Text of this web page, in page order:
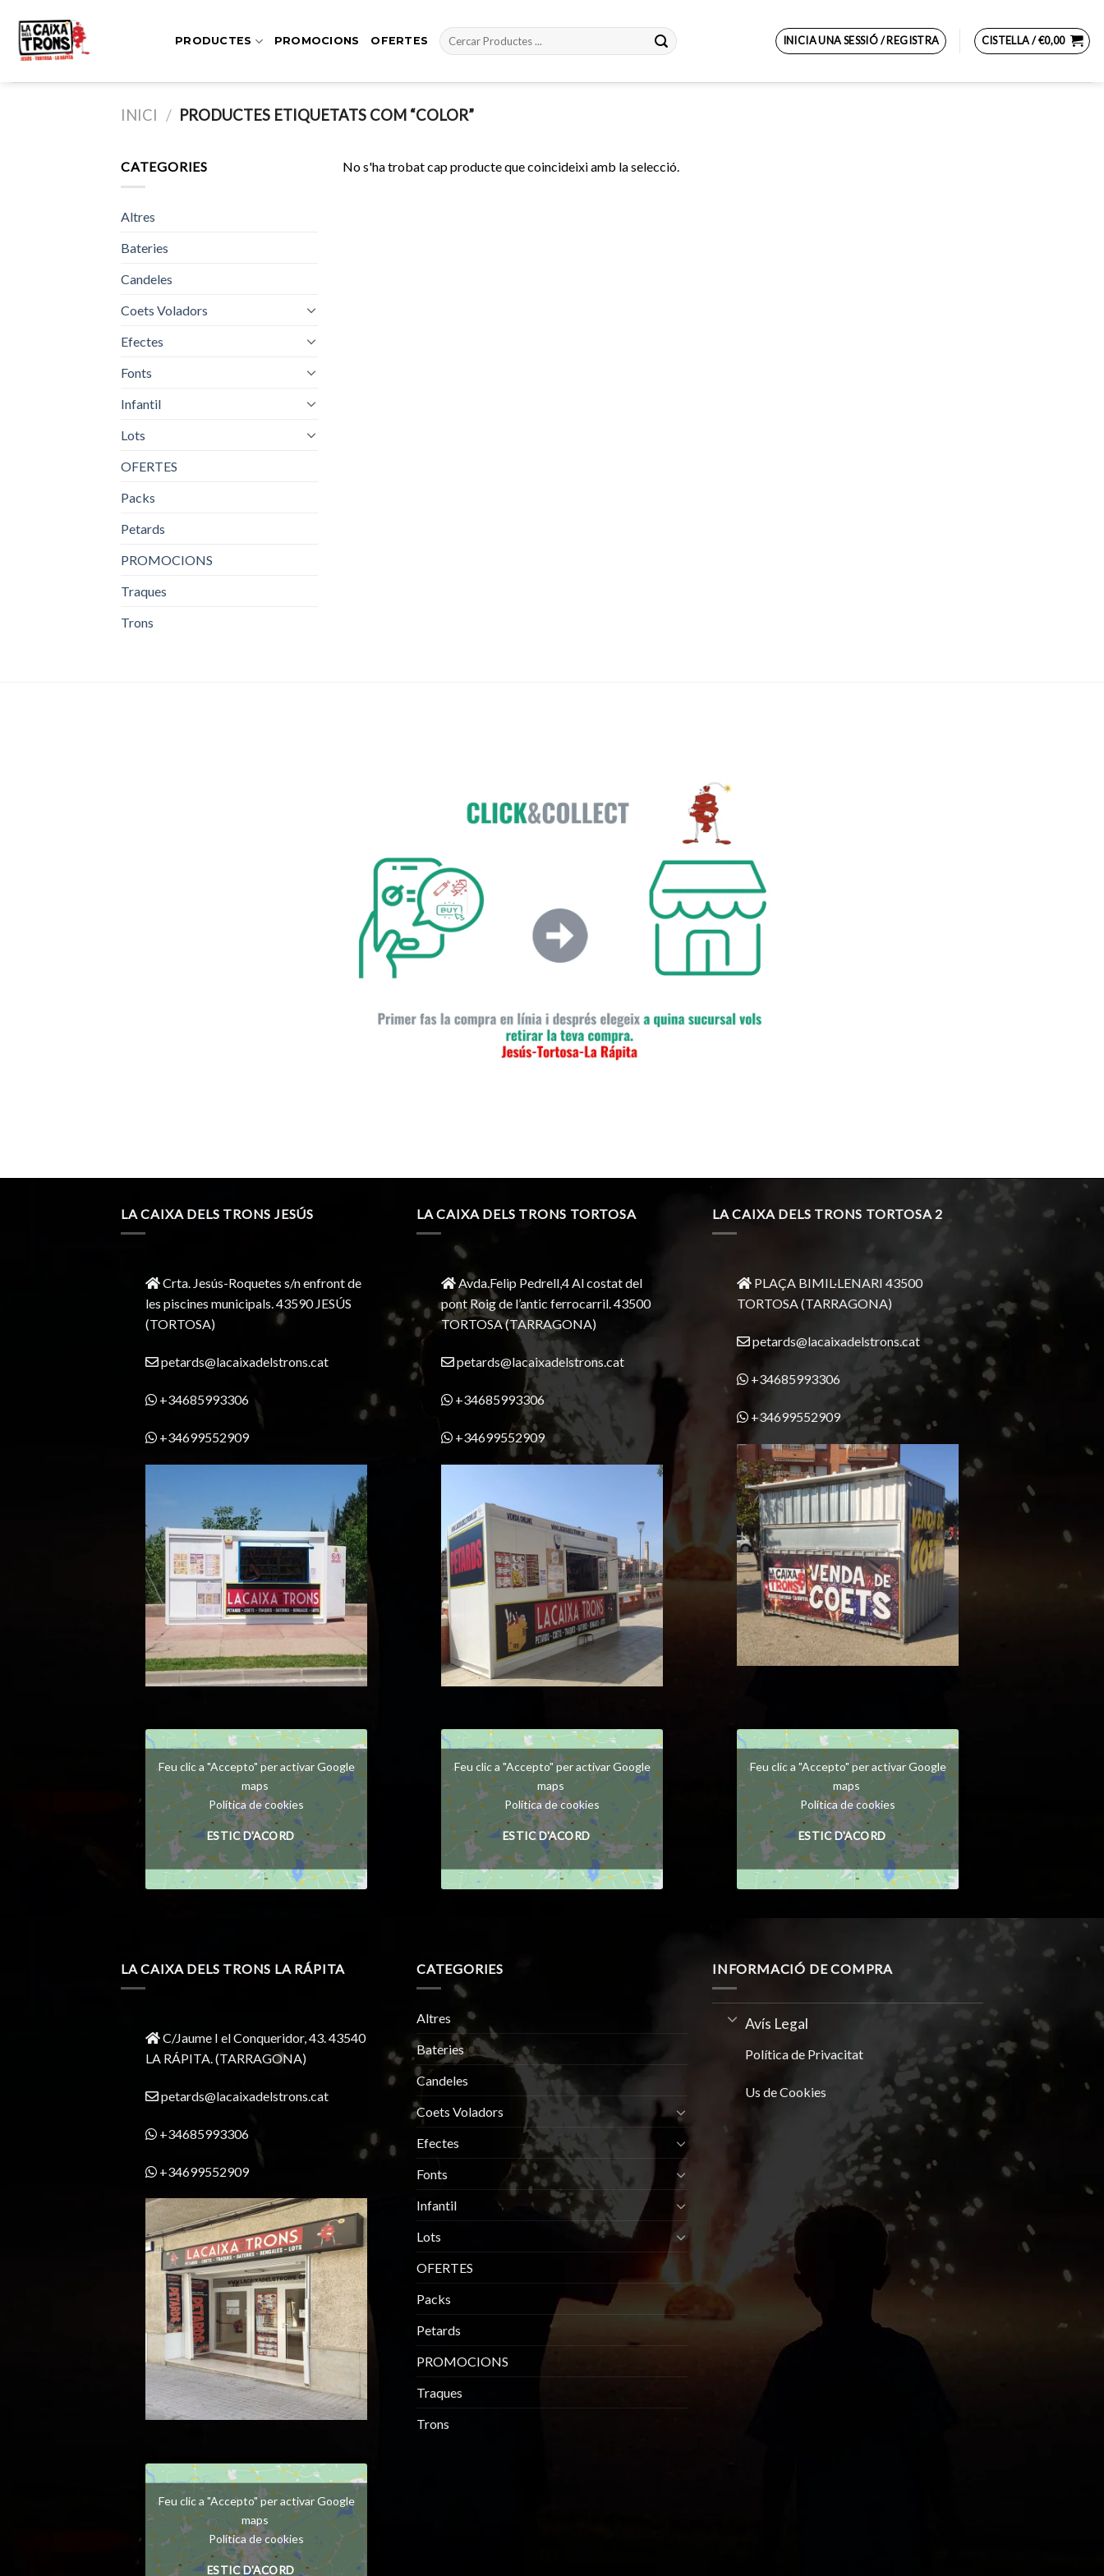
content
PRODUCTES PROMOCIONS OFERTES
Cerca: INICIA UNA SESSIÓ / REGISTRA CISTELLA /€0,00
INICI / PRODUCTES ETIQUETATS COM “COLOR”
CATEGORIES
Altres
Bateries
Candeles
Coets Voladors
Efectes
Fonts
Infantil
Lots
OFERTES
Packs
Petards
PROMOCIONS
Traques
Trons
No s'ha trobat cap producte que coincideixi amb la selecció.
LA CAIXA DELS TRONS JESÚS
Crta. Jesús-Roquetes s/n enfront de
les piscines municipals. 43590 JESÚS
(TORTOSA)
petards@lacaixadelstrons.cat
+34685993306
+34699552909
Feu clic a "Accepto" per activar Google
maps
Política de cookies
ESTIC D'ACORD
LA CAIXA DELS TRONS TORTOSA
Avda.Felip Pedrell,4 Al costat del
pont Roig de l’antic ferrocarril.43500
TORTOSA(TARRAGONA)
petards@lacaixadelstrons.cat
+34685993306
+34699552909
Feu clic a "Accepto" per activar Google
maps
Política de cookies
ESTIC D'ACORD
LA CAIXA DELS TRONS TORTOSA 2
PLAÇA BIMIL·LENARI 43500
TORTOSA (TARRAGONA)
petards@lacaixadelstrons.cat
+34685993306
+34699552909
Feu clic a "Accepto" per activar Google
maps
Política de cookies
ESTIC D'ACORD
LA CAIXA DELS TRONS LA RÁPITA
C/Jaume I el Conqueridor, 43.43540
LA RÁPITA.(TARRAGONA)
petards@lacaixadelstrons.cat
+34685993306
+34699552909
Feu clic a "Accepto" per activar Google
maps
Política de cookies
ESTIC D'ACORD
CATEGORIES
Altres
Bateries
Candeles
Coets Voladors
Efectes
Fonts
Infantil
Lots
OFERTES
Packs
Petards
PROMOCIONS
Traques
Trons
INFORMACIÓ DE COMPRA
Avís Legal
Política de Privacitat
Us de Cookies